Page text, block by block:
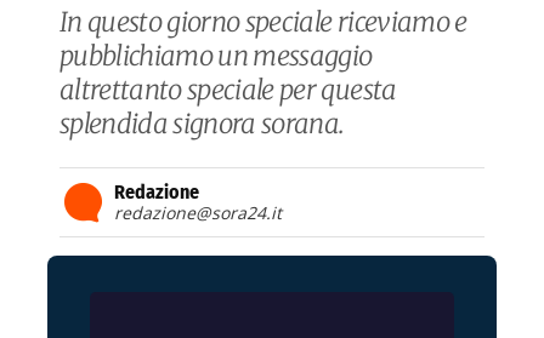
In questo giorno speciale riceviamo e
pubblichiamo un messaggio
altrettanto speciale per questa
splendida signora sorana.
Redazione
redazione@sora24.it